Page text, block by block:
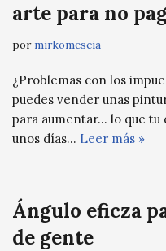
arte para no
por mirkomescia
¿Problemas con los
puedes vender unas
para aumentar… lo que tu
unos días… Leer más »
Ángulo eficza
de gente